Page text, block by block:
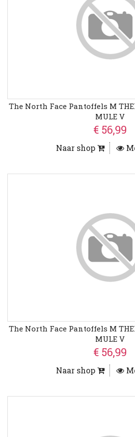
The North Face Pantoffels M
MULE V
€ 56,99
Naar shop
The North Face Pantoffels M
MULE V
€ 56,99
Naar shop